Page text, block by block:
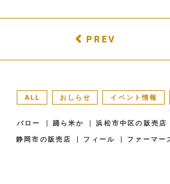
PREV
ALL おしらせ イベント情報
バロー 踊ら米か
浜松市中区の販売店
静岡市の販売店
フィール ファーマー